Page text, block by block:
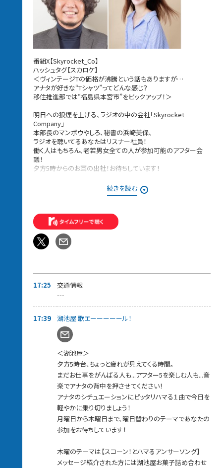
番組X【Skyrocket_Co】
ハッシュタグ【スカロケ】
＜ヴィンテージTの価格が沸騰という話もありますが…
アナタが好きな“Tシャツ”ってどんな感じ？
移住推進部では“福島県本宮市”をピックアップ！＞
明日への狼煙を上げる、ラジオの中の会社「Skyrocket
Company」
本部長のマンボウやしろ、秘書の浜崎美保、
ラジオを聴いてるあなたはリスナー社員！
働く人はもちろん、老若男女全ての人が参加可能のアフター会
議！
夕方5時からのお耳の出社！お待ちしています！
本日の議題は「イチオシTシャツ案件〜この夏の一軍です」
社内掲示板からお送りください。
17:39～【 湖池屋歌エーーール 】
ちょっと疲れが見えてくるこの時間…曜日ごとの選曲テーマで、
働くアナタに音楽でエールを届けます！
などなど…
自由にメッセージをお送りください。
届いたメッセージに対してスカロケが選んだ
湖池屋お菓子詰め合わせをプレゼントします。
17:45〜【スカロケ 餃子の王将食堂〜いい話、ごちそうさまです】
心もお腹もパワーチャージしてくれる餃子の王将食堂。
今週も“お料理”と“いい話メッセージ”を紹介します。
18:00～【 あなたにCongratulations! 】
自分の誕生日、大切な人の誕生日、初めて付き合った日、会社に
受かった日...
両親の結婚記念日、何かを始めた日、周年などなど...
あなたが、お祝いしたいことはありませんか？
スカロケから、あなたにCongratulations!の乾杯をお送りします！
メッセージを紹介された方には、番組からプレゼント差し上げま
続きを読む
17:25
交通情報
---
17:39 湖池屋 歌エーーーーール！
＜湖池屋＞
夕方5時台、ちょっと疲れが見えてくる時間。
まだお仕事をがんばる人も...アフター5を楽しむ人も...音
楽でアナタの背中を押させてください！
アナタのシチュエーションにピッタリハマる１曲で今日を
軽やかに乗り切りましょう！
月曜日から木曜日まで、曜日替わりのテーマであなたの
参加をお待ちしています！
木曜のテーマは【スコーン！とハマるアンサーソング】
メッセージ紹介された方には湖池屋お菓子詰め合わせ